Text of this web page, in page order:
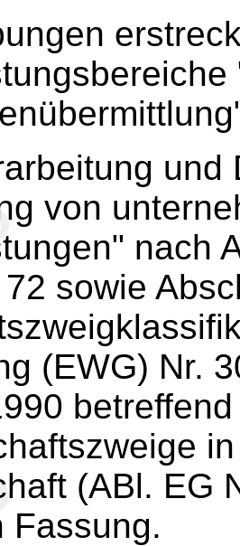
und
von
nach
sowie
(EWG) Nr.
(ABl. EG
Fassung.